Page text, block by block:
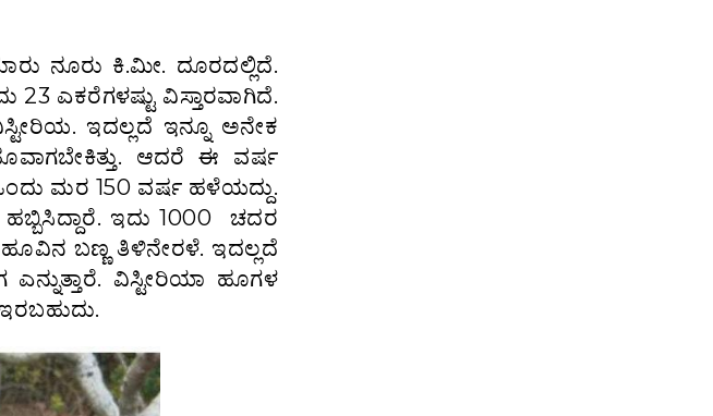
ನೂರು ಕಿ.ಮೀ. ದೂರದಲ್ಲಿದೆ.
ಎಕರೆಗಳಷ್ಟು ವಿಸ್ತಾರವಾಗಿದೆ.
ಇದಲ್ಲದೆ ಇನ್ನೂ ಅನೇಕ
ಆದರೆ ಈ ವರ್ಷ
ಮರ 150 ವರ್ಷ ಹಳೆಯದ್ದು.
ಹಬ್ಬಿಸಿದ್ದಾರೆ. ಇದು 1000 ಚದರ
ಹೂವಿನ ಬಣ್ಣ ತಿಳಿನೇರಳೆ. ಇದಲ್ಲದೆ
ವಿಸ್ಟೀರಿಯಾ ಹೂಗಳ